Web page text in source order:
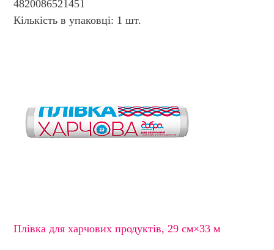
4820086521451
Кількість в упаковці: 1 шт.
Плівка для харчових продуктів, 29 см×33 м